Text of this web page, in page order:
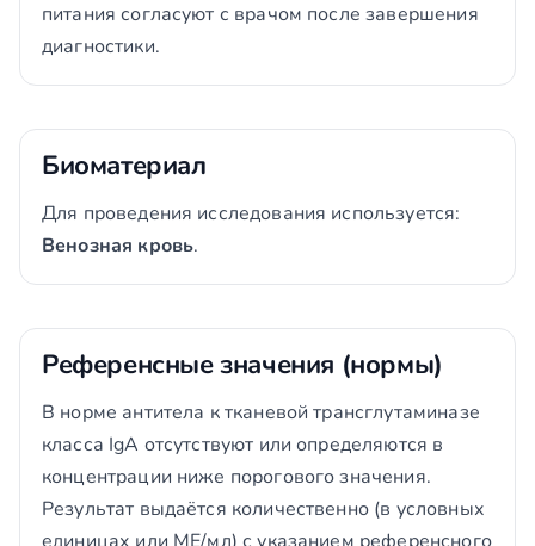
питания согласуют с врачом после завершения
диагностики.
Биоматериал
Для проведения исследования используется:
Венозная кровь.
Референсные значения (нормы)
В норме антитела к тканевой трансглутаминазе
класса IgA отсутствуют или определяются в
концентрации ниже порогового значения.
Результат выдаётся количественно (в условных